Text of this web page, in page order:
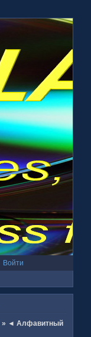
Войти
» ◄ Алфавитный